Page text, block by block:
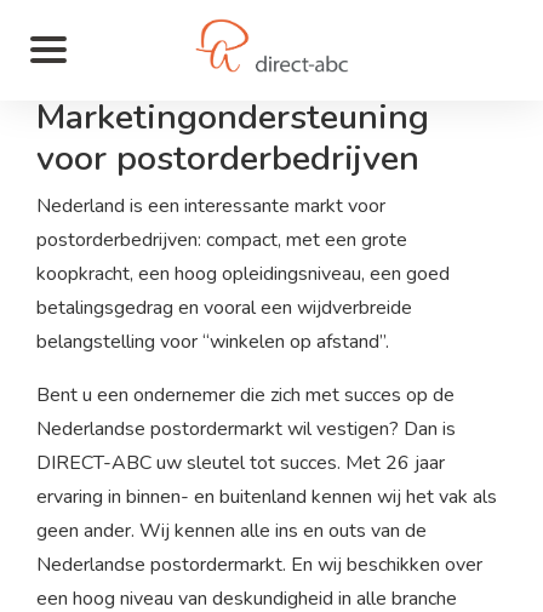
Marketingondersteuning
voor postorderbedrijven
Nederland is een interessante markt voor
postorderbedrijven: compact, met een grote
koopkracht, een hoog opleidingsniveau, een goed
betalingsgedrag en vooral een wijdverbreide
belangstelling voor “winkelen op afstand”.
Bent u een ondernemer die zich met succes op de
Nederlandse postordermarkt wil vestigen? Dan is
DIRECT-ABC uw sleutel tot succes. Met 26 jaar
ervaring in binnen- en buitenland kennen wij het vak als
geen ander. Wij kennen alle ins en outs van de
Nederlandse postordermarkt. En wij beschikken over
een hoog niveau van deskundigheid in alle branche